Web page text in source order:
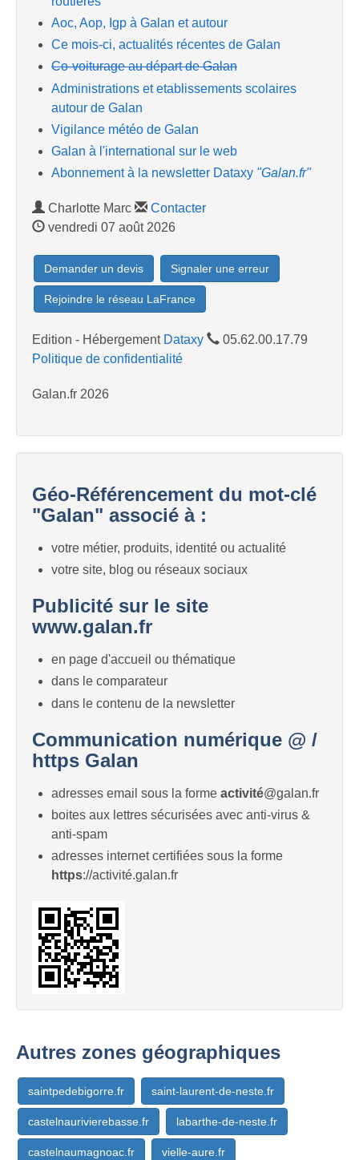
Aoc, Aop, Igp à Galan et autour
Ce mois-ci, actualités récentes de Galan
Co-voiturage au départ de Galan
Administrations et etablissements scolaires
autour de Galan
Vigilance météo de Galan
Galan à l'international sur le web
Abonnement à la newsletter Dataxy "Galan.fr"
Charlotte Marc
Contacter
vendredi 07 août 2026
Demander un devis Signaler une erreur
Rejoindre le réseau LaFrance
Edition - Hébergement Dataxy
05.62.00.17.79
Politique de confidentialité
Galan.fr 2026
Géo-Référencement du mot-clé
"Galan" associé à :
votre métier, produits, identité ou actualité
votre site, blog ou réseaux sociaux
Publicité sur le site
www.galan.fr
en page d'accueil ou thématique
dans le comparateur
dans le contenu de la newsletter
Communication numérique @ /
https Galan
adresses email sous la forme activité@galan.fr
boites aux lettres sécurisées avec anti-virus &
anti-spam
adresses internet certifiées sous la forme
https://activité.galan.fr
Autres zones géographiques
saintpedebigorre.fr saint-laurent-de-neste.fr
castelnaurivierebasse.fr labarthe-de-neste.fr
castelnaumagnoac.fr vielle-aure.fr